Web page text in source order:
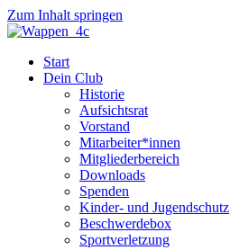
Zum Inhalt springen
Start
Dein Club
Historie
Aufsichtsrat
Vorstand
Mitarbeiter*innen
Mitgliederbereich
Downloads
Spenden
Kinder- und Jugendschutz
Beschwerdebox
Sportverletzung